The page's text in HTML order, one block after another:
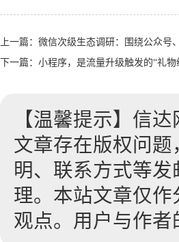
上一篇： 微信次级生态调研：围绕公众号
下一篇： 小程序，是流量升级触发的“礼物
【温馨提示】信
文章存在版权问
明、联系方式等发
理。本站文章仅
观点。用户与作